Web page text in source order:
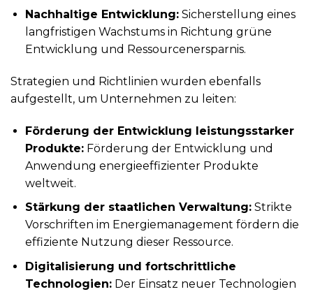
Nachhaltige Entwicklung:Sicherstellung eines
langfristigen Wachstums in Richtung grüne
Entwicklung und Ressourcenersparnis.
Strategien und Richtlinien wurden ebenfalls
aufgestellt, um Unternehmen zu leiten:
Förderung der Entwicklung leistungsstarker
Produkte:Förderung der Entwicklung und
Anwendung energieeffizienter Produkte
weltweit.
Stärkung der staatlichen Verwaltung:Strikte
Vorschriften im Energiemanagement fördern die
effiziente Nutzung dieser Ressource.
Digitalisierung und fortschrittliche
Technologien:Der Einsatz neuer Technologien